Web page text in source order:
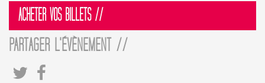
ACHETER VOS BILLETS //
PARTAGER L'ÉVÈNEMENT //